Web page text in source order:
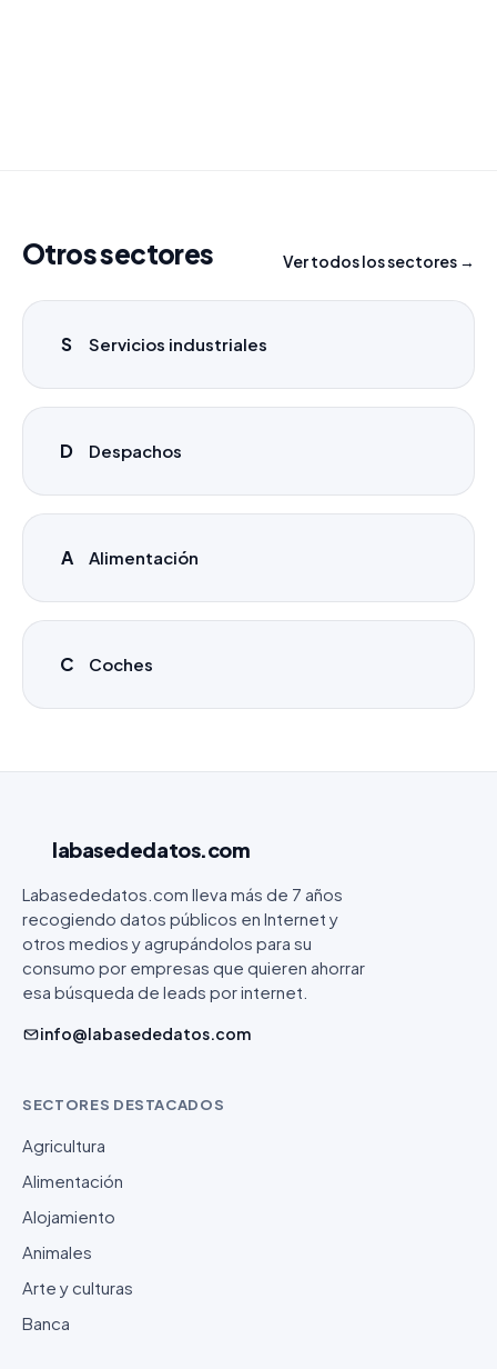
Otros sectores Ver todos los sectores →
S Servicios industriales
D Despachos
A Alimentación
C Coches
labasededatos.com
Labasededatos.com lleva más de 7 años
recogiendo datos públicos en Internet y
otros medios y agrupándolos para su
consumo por empresas que quieren ahorrar
esa búsqueda de leads por internet.
info@labasededatos.com
SECTORES DESTACADOS
Agricultura
Alimentación
Alojamiento
Animales
Arte y culturas
Banca